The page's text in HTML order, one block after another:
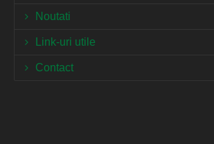
Noutati
Link-uri utile
Contact